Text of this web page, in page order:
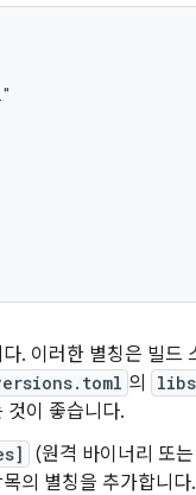
. 이러한 별칭은 빌드
의 libs
것이 좋습니다.
(원격 바이너리 또
의 별칭을 추가합니다.